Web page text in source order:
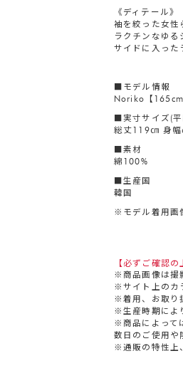
《ディテール》
袖を絞った女性
ラクチンなゆる
サイドに入った
■モデル情報
Noriko【165cm
■実寸サイズ(平
総丈119㎝ 身
■素材
綿100%
■生産国
韓国
※モデル着用画
【必ずご確認
※商品画像は撮
※サイト上のカ
※着用、お取り
※生産時期によ
※商品によって
数日のご使用や
※通販の特性上